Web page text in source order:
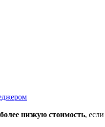
более низкую стоимость,